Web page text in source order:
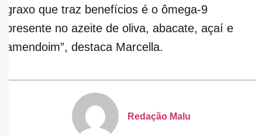
graxo que traz benefícios é o ômega-9
presente no azeite de oliva, abacate, açaí e
amendoim”, destaca Marcella.
Redação Malu